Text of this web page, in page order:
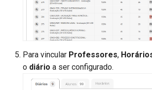
Para vincular Professores,
o diário a ser configurado.